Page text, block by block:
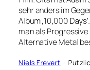
sehr anders im
Album ‚10,000
man als
Alternative Metal
Niels Frevert –